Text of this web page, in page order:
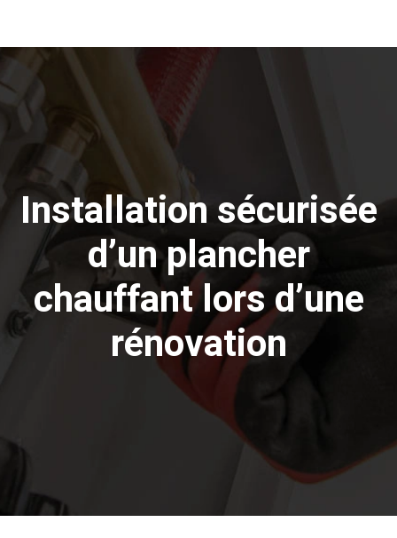
Installation sécurisée
d’un plancher
chauffant lors d’une
rénovation